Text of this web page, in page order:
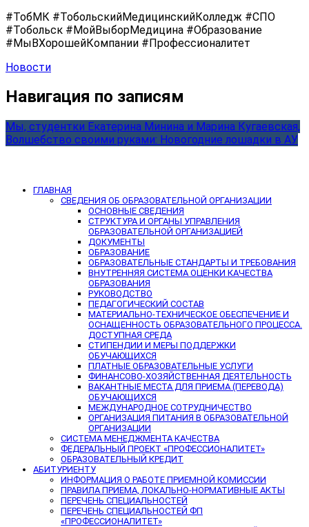
#ТобМК #ТобольскийМедицинскийКолледж #СПО
#Тобольск #МойВыборМедицина #Образование
#МыВХорошейКомпании #Профессионалитет
Новости
Навигация по записям
Мы, студентки Екатерина Минина и Марина Кугаевская,
Волшебство своими руками: Новогодние лошадки в АУ
ГЛАВНАЯ
СВЕДЕНИЯ ОБ ОБРАЗОВАТЕЛЬНОЙ ОРГАНИЗАЦИИ
ОСНОВНЫЕ СВЕДЕНИЯ
СТРУКТУРА И ОРГАНЫ УПРАВЛЕНИЯ
ОБРАЗОВАТЕЛЬНОЙ ОРГАНИЗАЦИЕЙ
ДОКУМЕНТЫ
ОБРАЗОВАНИЕ
ОБРАЗОВАТЕЛЬНЫЕ СТАНДАРТЫ И ТРЕБОВАНИЯ
ВНУТРЕННЯЯ СИСТЕМА ОЦЕНКИ КАЧЕСТВА
ОБРАЗОВАНИЯ
РУКОВОДСТВО
ПЕДАГОГИЧЕСКИЙ СОСТАВ
МАТЕРИАЛЬНО-ТЕХНИЧЕСКОЕ ОБЕСПЕЧЕНИЕ И
ОСНАЩЕННОСТЬ ОБРАЗОВАТЕЛЬНОГО ПРОЦЕССА.
ДОСТУПНАЯ СРЕДА
СТИПЕНДИИ И МЕРЫ ПОДДЕРЖКИ
ОБУЧАЮЩИХСЯ
ПЛАТНЫЕ ОБРАЗОВАТЕЛЬНЫЕ УСЛУГИ
ФИНАНСОВО-ХОЗЯЙСТВЕННАЯ ДЕЯТЕЛЬНОСТЬ
ВАКАНТНЫЕ МЕСТА ДЛЯ ПРИЕМА (ПЕРЕВОДА)
ОБУЧАЮЩИХСЯ
МЕЖДУНАРОДНОЕ СОТРУДНИЧЕСТВО
ОРГАНИЗАЦИЯ ПИТАНИЯ В ОБРАЗОВАТЕЛЬНОЙ
ОРГАНИЗАЦИИ
СИСТЕМА МЕНЕДЖМЕНТА КАЧЕСТВА
ФЕДЕРАЛЬНЫЙ ПРОЕКТ «ПРОФЕССИОНАЛИТЕТ»
ОБРАЗОВАТЕЛЬНЫЙ КРЕДИТ
АБИТУРИЕНТУ
ИНФОРМАЦИЯ О РАБОТЕ ПРИЕМНОЙ КОМИССИИ
ПРАВИЛА ПРИЕМА, ЛОКАЛЬНО-НОРМАТИВНЫЕ АКТЫ
ПЕРЕЧЕНЬ СПЕЦИАЛЬНОСТЕЙ
ПЕРЕЧЕНЬ СПЕЦИАЛЬНОСТЕЙ ФП
«ПРОФЕССИОНАЛИТЕТ»